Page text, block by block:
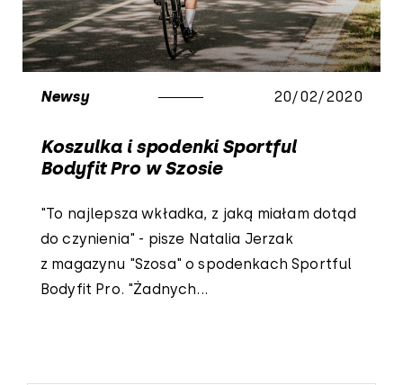
Newsy 20/02/2020
Koszulka i spodenki Sportful
Bodyfit Pro w Szosie
"To najlepsza wkładka, z jaką miałam dotąd
do czynienia" - pisze Natalia Jerzak
z magazynu "Szosa" o spodenkach Sportful
Bodyfit Pro. "Żadnych...